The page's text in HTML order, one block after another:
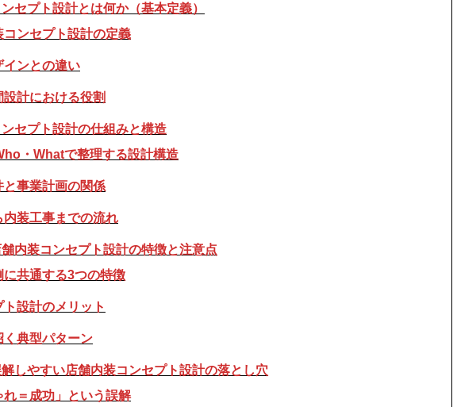
セプト設計とは何か（基本定義）
コンセプト設計の定義
インとの違い
設計における役割
セプト設計の仕組みと構造
・Whatで整理する設計構造
と事業計画の関係
内装工事までの流れ
内装コンセプト設計の特徴と注意点
に共通する3つの特徴
ト設計のメリット
く典型パターン
しやすい店舗内装コンセプト設計の落とし穴
れ＝成功」という誤解